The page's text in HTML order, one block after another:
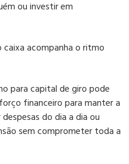
ou investir em
caixa acompanha o ritmo
para capital de giro pode
financeiro para manter a
do dia a dia ou
sem comprometer toda a